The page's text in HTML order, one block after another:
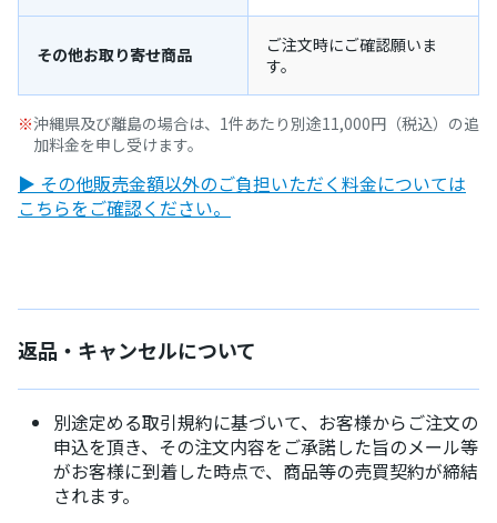
その他お取り寄せ商品
ご注文時にご確認願いま
す。
沖縄県及び離島の場合は、1件あたり別途11,000円（税込）の追
加料金を申し受けます。
▶ その他販売金額以外のご負担いただく料金については
こちらをご確認ください。
返品・キャンセルについて
別途定める取引規約に基づいて、お客様からご注文の
申込を頂き、その注文内容をご承諾した旨のメール等
がお客様に到着した時点で、商品等の売買契約が締結
されます。